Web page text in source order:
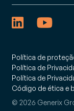
Política de
Política de
Política de
Código de ética e
© 2026 Generix